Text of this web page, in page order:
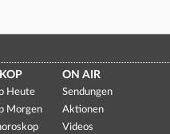
Heute
Morgen
ON AIR
Sendungen
Aktionen
Videos